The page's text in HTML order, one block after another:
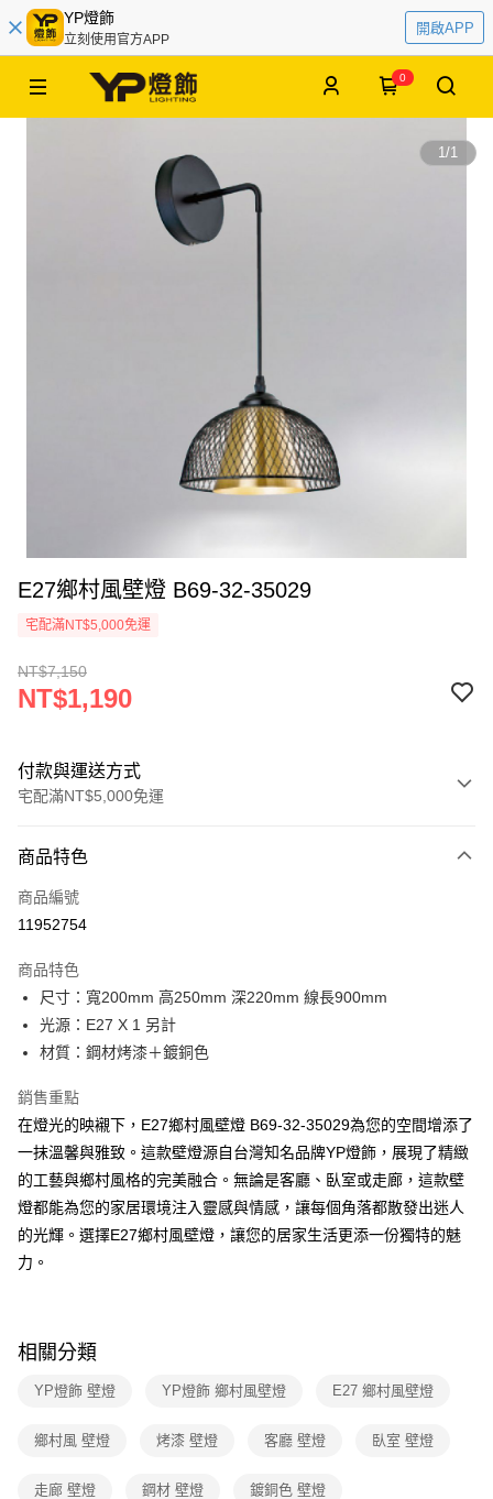
YP燈飾
立刻使用官方APP
開啟APP
0
1/1
E27鄉村風壁燈 B69-32-35029
宅配滿NT$5,000免運
NT$7,150
NT$1,190
付款與運送方式
宅配滿NT$5,000免運
信用卡一次付款
LINE Pay
街口支付
悠遊付
全盈+PAY
AFTEE先享後付
相關說明
【關於「AFTEE先享後付」】
AFTEE先享後付是「在收到商品之後才付款」的支付方式。 讓您購物簡單
便利好安心！
１．簡單：不需註冊會員、不需綁卡、不需儲值。
【「AFTEE先享後付」結帳流程】
１．於結帳方式選擇「AFTEE先享後付」後，將跳轉至「AFTEE先享後付」
結帳頁面，進行簡訊認證並確認金額後，即可完成結帳。
ATM／網路銀行／等多元方式進行付款，方視為交易完成。
購買商品的店家。未經商家同意取消之訂單仍視為有效，需透過AFTEE先享
每筆NT$180，滿NT$5,000(含以上)免運費
商品特色
商品編號
11952754
商品特色
尺寸：寬200mm 高250mm 深220mm 線長900mm
光源：E27 X 1 另計
材質：鋼材烤漆＋鍍銅色
銷售重點
在燈光的映襯下，E27鄉村風壁燈 B69-32-35029為您的空間增添了
一抹溫馨與雅致。這款壁燈源自台灣知名品牌YP燈飾，展現了精緻
的工藝與鄉村風格的完美融合。無論是客廳、臥室或走廊，這款壁
燈都能為您的家居環境注入靈感與情感，讓每個角落都散發出迷人
的光輝。選擇E27鄉村風壁燈，讓您的居家生活更添一份獨特的魅
力。
相關分類
YP燈飾 壁燈 YP燈飾 鄉村風壁燈 E27 鄉村風壁燈
鄉村風 壁燈 烤漆 壁燈 客廳 壁燈 臥室 壁燈
走廊 壁燈 鋼材 壁燈 鍍銅色 壁燈